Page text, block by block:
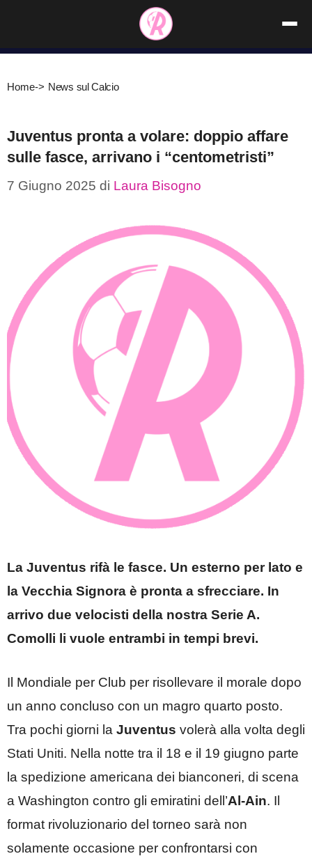
contenuto
Home-> News sul Calcio
Juventus pronta a volare: doppio affare
sulle fasce, arrivano i “centometristi”
7 Giugno 2025 di Laura Bisogno
La Juventus rifà le fasce. Un esterno per lato e
la Vecchia Signora è pronta a sfrecciare. In
arrivo due velocisti della nostra Serie A.
Comolli li vuole entrambi in tempi brevi.
Il Mondiale per Club per risollevare il morale dopo
un anno concluso con un magro quarto posto.
Tra pochi giorni la Juventus volerà alla volta degli
Stati Uniti. Nella notte tra il 18 e il 19 giugno parte
la spedizione americana dei bianconeri, di scena
a Washington contro gli emiratini dell’Al-Ain. Il
format rivoluzionario del torneo sarà non
solamente occasione per confrontarsi con